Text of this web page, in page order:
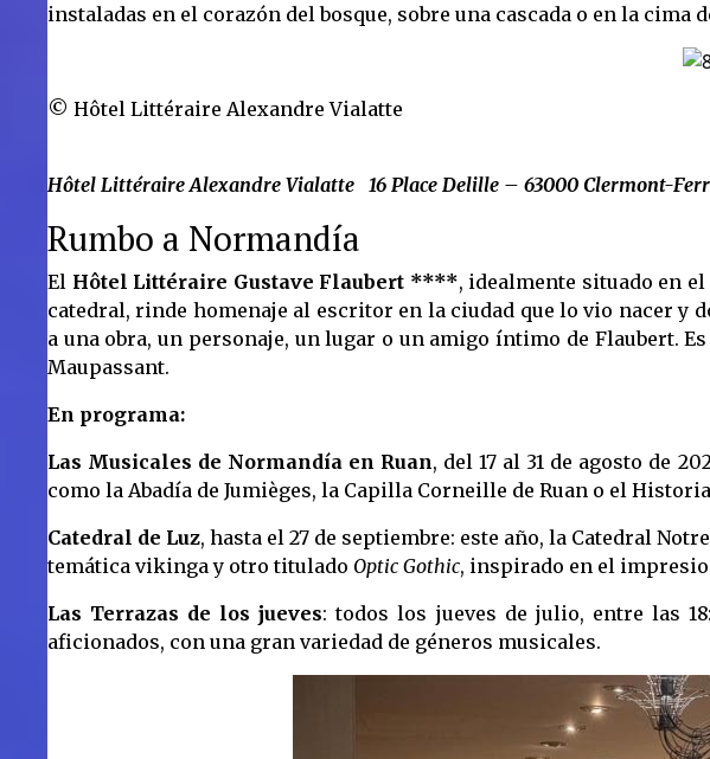
instaladas en el corazón del bosque, sobre una cascada o en la
© Hôtel Littéraire Alexandre Vialatte
Hôtel Littéraire Alexandre Vialatte 16 Place Delille – 63000 Clermont-
Rumbo a Normandía
El Hôtel Littéraire Gustave Flaubert ****, idealmente situado en
catedral, rinde homenaje al escritor en la ciudad que lo vio nacer y
a una obra, un personaje, un lugar o un amigo íntimo de Flaubert.
Maupassant.
En programa:
Las Musicales de Normandía en Ruan, del 17 al 31 de agosto de
como la Abadía de Jumièges, la Capilla Corneille de Ruan o el
Catedral de Luz, hasta el 27 de septiembre: este año, la Catedral
temática vikinga y otro titulado Optic Gothic, inspirado en el
Las Terrazas de los jueves: todos los jueves de julio, entre las
aficionados, con una gran variedad de géneros musicales.